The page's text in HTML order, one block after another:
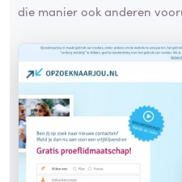
die manier ook anderen